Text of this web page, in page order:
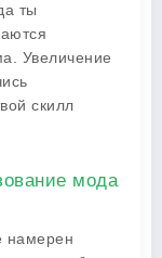
ты
Увеличение
скилл
мода
намерен